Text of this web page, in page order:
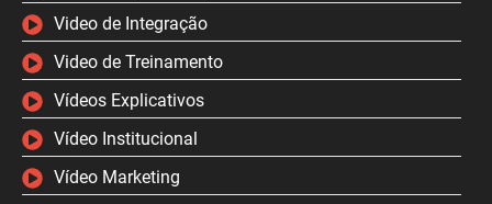
Video de Integração
Video de Treinamento
Vídeos Explicativos
Vídeo Institucional
Vídeo Marketing